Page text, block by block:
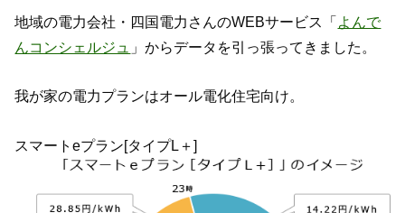
地域の電力会社・四国電力さんのWEBサービス「よんで
んコンシェルジュ 」からデータを引っ張ってきました。
我が家の電力プランはオール電化住宅向け。
スマートeプラン[タイプL＋]